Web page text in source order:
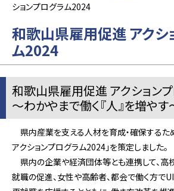
ションプログラム2024
和歌山県雇用促進 アクシ
ム2024
和歌山県雇用促進 アクション
～わかやまで働く『人』を増やす
県内産業を支える人材を育成・確保するた
アクションプログラム2024」を策定しました。
県内の企業や経済団体等とも連携して、高
就職の促進、女性や高齢者、都会で働く方で